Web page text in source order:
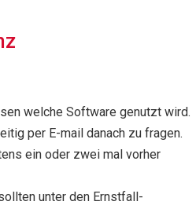
welche Software genutzt wird.
per E-mail danach zu fragen.
ein oder zwei mal vorher
unter den Ernstfall-